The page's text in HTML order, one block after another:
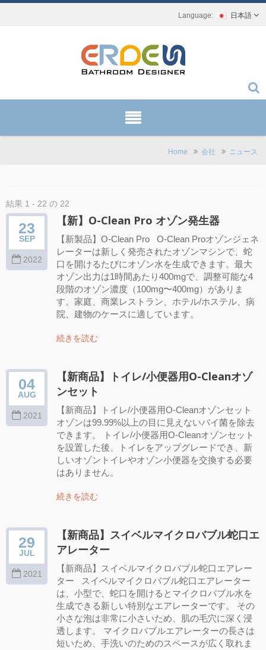
日本語
Home 会社 ニュース
結果 1 - 22 の 22
23
SEP
2022
【新】O-Clean Pro オゾン発生器
【新製品】O-Clean Pro O-Clean Proオゾンジェネ
レーターは新しく発売されたオゾンマシンで、蛇
口を開けるたびにオゾン水を生成できます。最大
オゾン出力は1時間あたり400mgで、調整可能な4
段階のオゾン濃度（100mg〜400mg）がありま
す。家庭、商業レストラン、ホテル/ホステル、病
院、建物のケースに適しています。
続きを読む
04
AUG
2021
【新商品】トイレ/小便器用O-Cleanオゾ
ンセット
【新商品】トイレ/小便器用O-Cleanオゾンセット
オゾンは99.99%以上の目に見えないバイ菌を除去
できます。 トイレ/小便器用O-Cleanオゾンセット
を設置した後、トイレをアップグレードでき、新
しいオゾントイレやオゾン小便器を交換する必要
はありません。
続きを読む
29
JUL
2021
【新商品】スイベルマイクロバブル蛇口エ
アレーター
【新商品】スイベルマイクロバブル蛇口エアレー
ター スイベルマイクロバブル蛇口エアレーター
は、小型で、蛇口を開けるとマイクロバブル水を
生成できる新しい特別なエアレーターです。 その
小さな泡は非常に小さいため、肌の毛穴に深く浸
透します。 マイクロバブルエアレーターの長さは
短いため、手洗いのためのスペースが広く取れま